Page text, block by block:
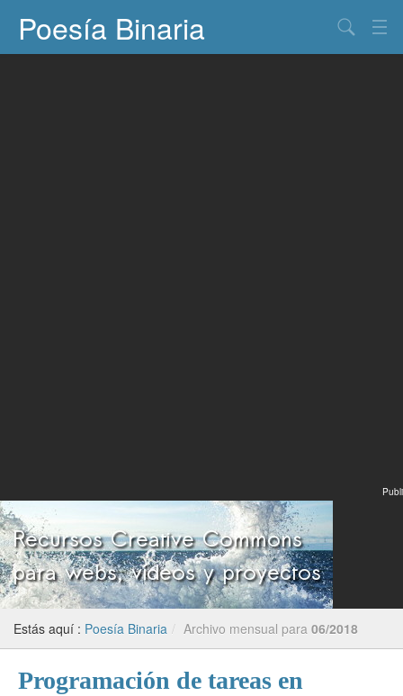
Poesía Binaria
Publi
Estás aquí : Poesía Binaria / Archivo mensual para 06/2018
Programación de tareas en